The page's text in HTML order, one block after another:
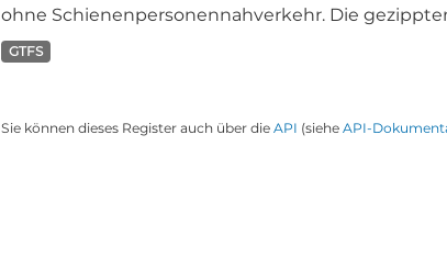
ohne Schienenpersonennahverkehr. Die
GTFS
Sie können dieses Register auch über die API (siehe API-